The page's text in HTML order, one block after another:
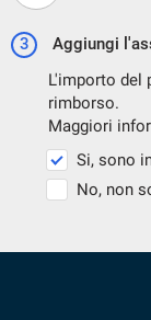
3
Aggiungi
L'importo del
rimborso.
Maggiori
Si, sono
No, non